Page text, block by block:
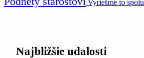
Vyriešme to spolu
Najbližšie udalosti